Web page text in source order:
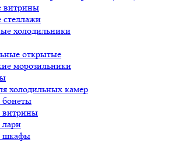
витрины
стеллажи
холодильники
открытые
морозильники
холодильных камер
витрины
шкафы